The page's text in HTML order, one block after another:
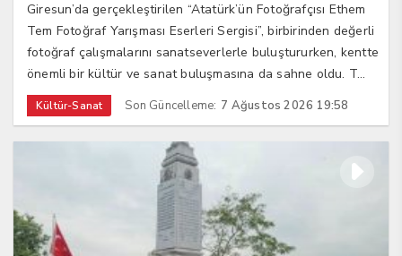
Giresun’da gerçekleştirilen “Atatürk’ün Fotoğrafçısı Ethem
Tem Fotoğraf Yarışması Eserleri Sergisi”, birbirinden değerli
fotoğraf çalışmalarını sanatseverlerle buluştururken, kentte
önemli bir kültür ve sanat buluşmasına da sahne oldu. T...
Kültür-Sanat Son Güncelleme: 7 Ağustos 2026 19:58